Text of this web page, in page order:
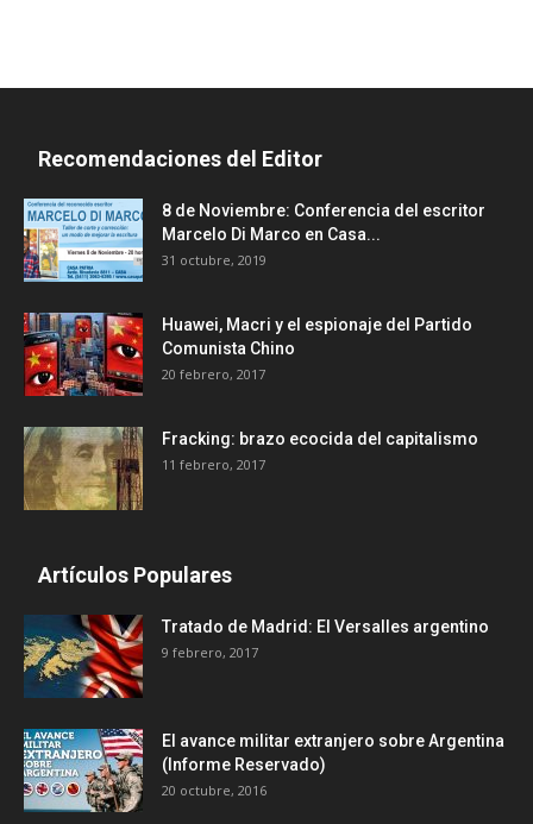
Recomendaciones del Editor
8 de Noviembre: Conferencia del escritor
Marcelo Di Marco en Casa...
31 octubre, 2019
Huawei, Macri y el espionaje del Partido
Comunista Chino
20 febrero, 2017
Fracking: brazo ecocida del capitalismo
11 febrero, 2017
Artículos Populares
Tratado de Madrid: El Versalles argentino
9 febrero, 2017
El avance militar extranjero sobre Argentina
(Informe Reservado)
20 octubre, 2016